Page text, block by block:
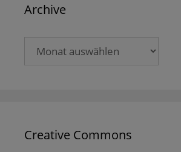
Archive
Creative Commons